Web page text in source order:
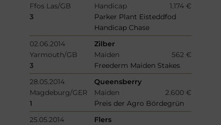
Ffos Las/GB
Handicap
1.174 €
3
Parker Plant Eisteddfod
Handicap Chase
02.06.2014
Zilber
Yarmouth/GB
Maiden
562 €
3
Freederm Maiden Stakes
28.05.2014
Queensberry
Magdeburg/GER
Maiden
2.600 €
1
Preis der Agro Bördegrün
25.05.2014
Flers